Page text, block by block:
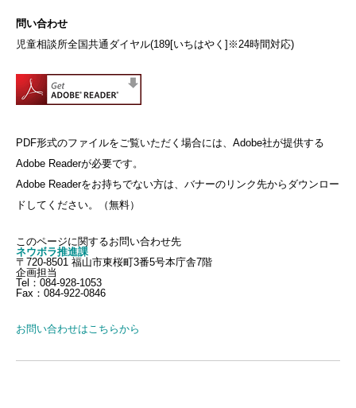
問い合わせ
児童相談所全国共通ダイヤル(189[いちはやく]※24時間対応)
PDF形式のファイルをご覧いただく場合には、Adobe社が提供する
Adobe Readerが必要です。
Adobe Readerをお持ちでない方は、バナーのリンク先からダウンロー
ドしてください。（無料）
このページに関するお問い合わせ先
ネウボラ推進課
〒720-8501 福山市東桜町3番5号本庁舎7階
企画担当
Tel：084-928-1053
Fax：084-922-0846
お問い合わせはこちらから